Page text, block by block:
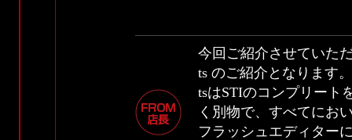
今回ご紹介させていた
ts のご紹介となります。
tsはSTIのコンプリート
く別物で、すべてにお
フラッシュエディター